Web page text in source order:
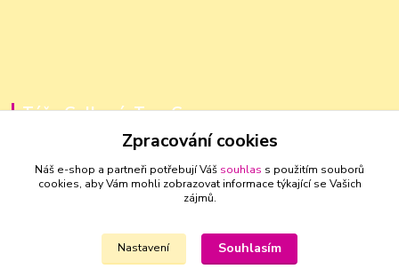
Táňa Golková, TanaGo
+420 603 83 88 46
golkovat@seznam.cz
Zpracování cookies
Náš e-shop a partneři potřebují Váš souhlas s použitím souborů
cookies, aby Vám mohli zobrazovat informace týkající se Vašich
zájmů.
Nastavení Souhlasím